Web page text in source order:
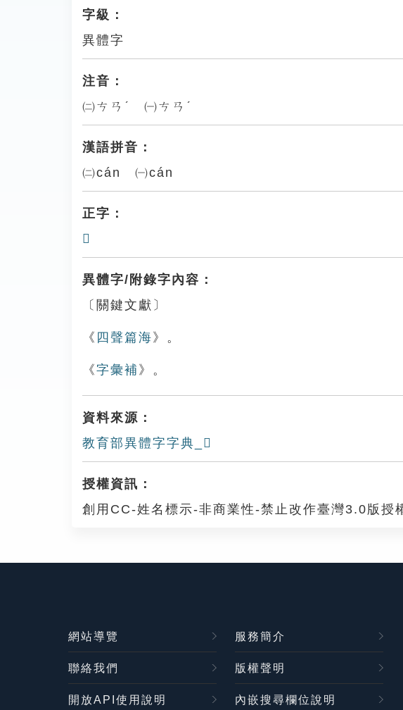
字級：
異體字
注音：
㈡ㄘㄢˊ ㈠ㄘㄢˊ
漢語拼音：
㈡cán ㈠cán
正字：
𠡡
異體字/附錄字內容：
〔關鍵文獻〕
《 四聲篇海 》。
《字彙補 》。
資料來源：
教育部異體字字典_𠡹
授權資訊：
創用CC-姓名標示-非商業性-禁止改作臺灣3.0版授
網站導覽 服務簡介
聯絡我們 版權聲明
開放API使用說明 內嵌搜尋欄位說明